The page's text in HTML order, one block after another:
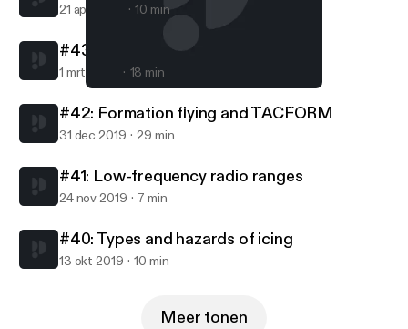
AvFacts - Aviation knowledge without limits
21 apr 2020 10 min
#43: Carburetors
1 mrt 2020 18 min
#42: Formation flying and TACFORM
31 dec 2019 29 min
#41: Low-frequency radio ranges
24 nov 2019 7 min
#40: Types and hazards of icing
13 okt 2019 10 min
Meer tonen